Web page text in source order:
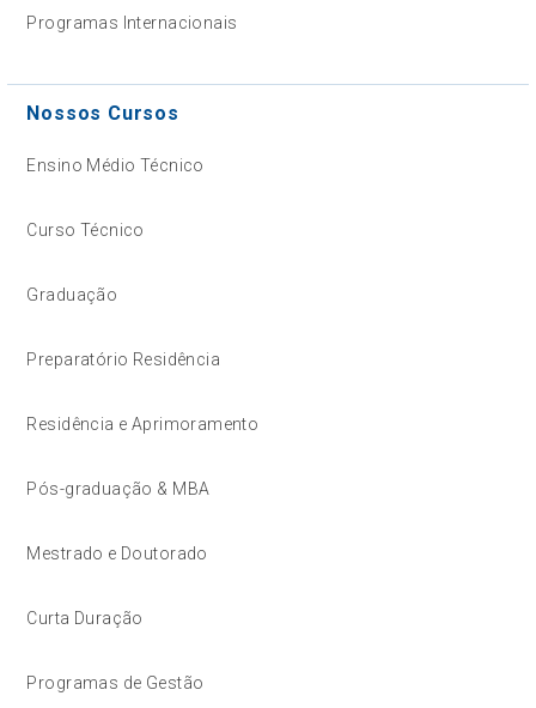
Programas Internacionais
Nossos Cursos
Ensino Médio Técnico
Curso Técnico
Graduação
Preparatório Residência
Residência e Aprimoramento
Pós-graduação & MBA
Mestrado e Doutorado
Curta Duração
Programas de Gestão